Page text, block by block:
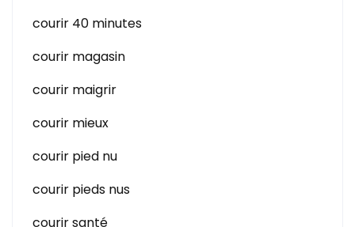
courir 40 minutes
courir magasin
courir maigrir
courir mieux
courir pied nu
courir pieds nus
courir santé